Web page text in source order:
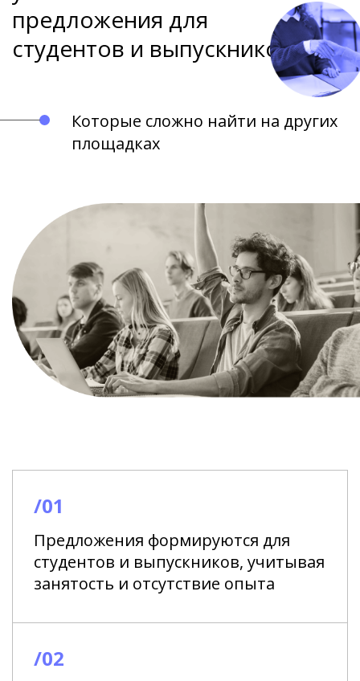
предложения для
студентов и выпускников
Которые сложно найти на других
площадках
/01
Предложения формируются для
студентов и выпускников, учитывая
занятость и отсутствие опыта
/02